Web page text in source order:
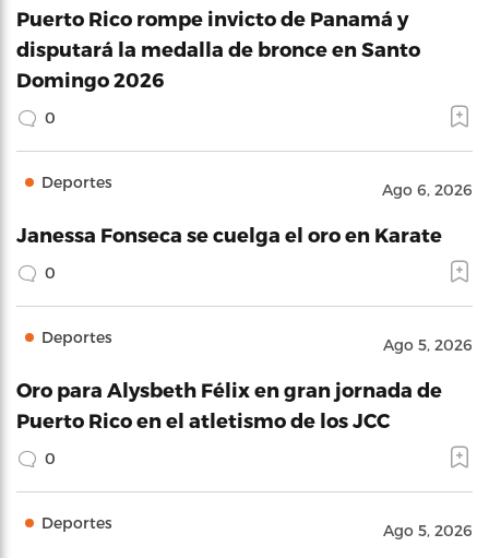
Puerto Rico rompe invicto de Panamá y
disputará la medalla de bronce en Santo
Domingo 2026
0
Deportes Ago 6, 2026
Janessa Fonseca se cuelga el oro en Karate
0
Deportes Ago 5, 2026
Oro para Alysbeth Félix en gran jornada de
Puerto Rico en el atletismo de los JCC
0
Deportes Ago 5, 2026